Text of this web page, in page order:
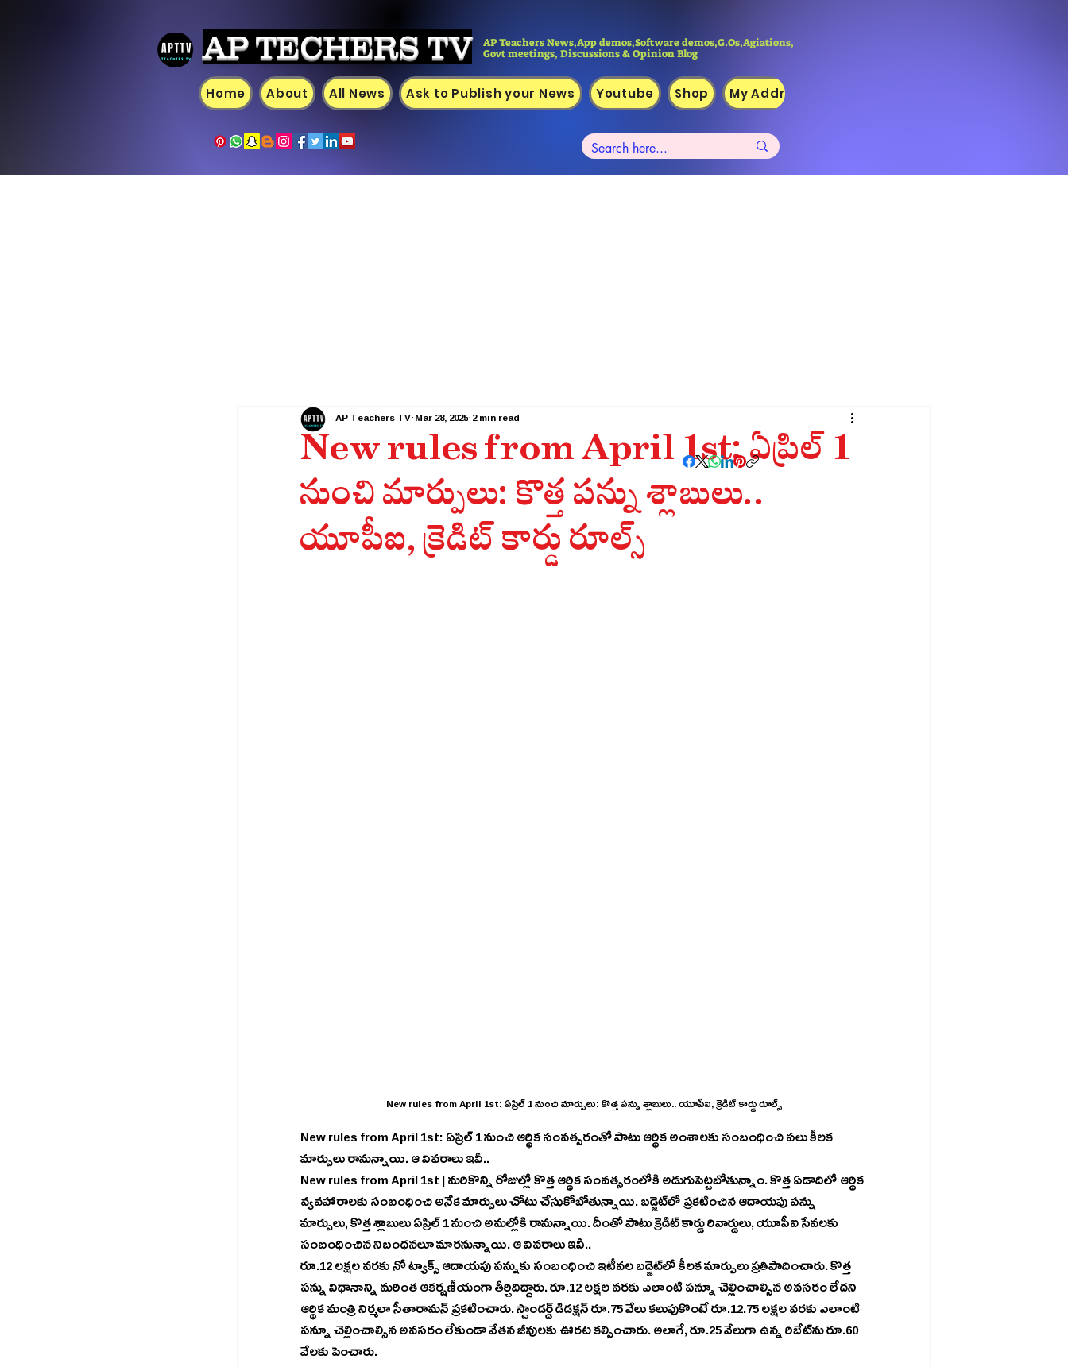
Home About All News Ask to Publish your News Youtube Shop My Addresses
AP TECHERS TV
AP Teachers News,App demos,Software demos,G.Os,Agiations,
Govt meetings, Discussions & Opinion Blog
New rules from April 1st: ఏప్రిల్‌ 1
నుంచి మార్పులు: కొత్త పన్ను శ్లాబులు..
యూపీఐ, క్రెడిట్‌ కార్డు రూల్స్‌
AP Teachers TV Mar 28, 2025 2 min read
New rules from April 1st: ఏప్రిల్‌ 1 నుంచి మార్పులు: కొత్త పన్ను శ్లాబులు.. యూపీఐ, క్రెడిట్‌ కార్డు రూల్స్‌
New rules from April 1st: ఏప్రిల్‌ 1 నుంచి ఆర్థిక సంవత్సరంతో పాటు ఆర్థిక అంశాలకు సంబంధించి పలు కీలక
మార్పులు రానున్నాయి. ఆ వివరాలు ఇవీ..
New rules from April 1st | మరికొన్ని రోజుల్లో కొత్త ఆర్థిక సంవత్సరంలోకి అడుగుపెట్టబోతున్నాం. కొత్త ఏడాదిలో ఆర్థిక
వ్యవహారాలకు సంబంధించి అనేక మార్పులు చోటు చేసుకోబోతున్నాయి. బడ్జెట్‌లో ప్రకటించిన ఆదాయపు పన్ను
మార్పులు, కొత్త శ్లాబులు ఏప్రిల్‌ 1 నుంచి అమల్లోకి రానున్నాయి. దీంతో పాటు క్రెడిట్‌ కార్డు రివార్డులు, యూపీఐ సేవలకు
సంబంధించిన నిబంధనలూ మారనున్నాయి. ఆ వివరాలు ఇవీ..
రూ.12 లక్షల వరకు నో ట్యాక్స్‌ ఆదాయపు పన్నుకు సంబంధించి ఇటీవల బడ్జెట్‌లో కీలక మార్పులు ప్రతిపాదించారు. కొత్త
పన్ను విధానాన్ని మరింత ఆకర్షణీయంగా తీర్చిదిద్దారు. రూ.12 లక్షల వరకు ఎలాంటి పన్నూ చెల్లించాల్సిన అవసరం లేదని
ఆర్థిక మంత్రి నిర్మలా సీతారామన్‌ ప్రకటించారు. స్టాండర్డ్‌ డిడక్షన్‌ రూ.75 వేలు కలుపుకొంటే రూ.12.75 లక్షల వరకు ఎలాంటి
పన్నూ చెల్లించాల్సిన అవసరం లేకుండా వేతన జీవులకు ఊరట కల్పించారు. అలాగే, రూ.25 వేలుగా ఉన్న రిబేట్‌ను రూ.60
వేలకు పెంచారు.